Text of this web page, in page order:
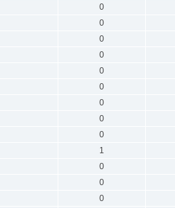
0
0
0
0
0
0
0
0
0
1
0
0
0